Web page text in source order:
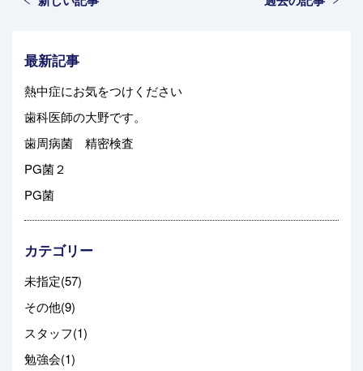
最新記事
熱中症にお気をつけください
歯科医師の大野です。
歯周病菌 精密検査
PG菌２
PG菌
カテゴリー
未指定(57)
その他(9)
スタッフ(1)
勉強会(1)